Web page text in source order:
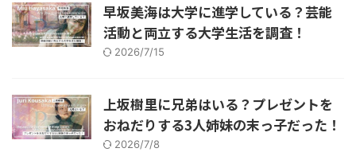
早坂美海は大学に進学している？芸能
活動と両立する大学生活を調査！
2026/7/15
上坂樹里に兄弟はいる？プレゼントを
おねだりする3人姉妹の末っ子だった！
2026/7/8